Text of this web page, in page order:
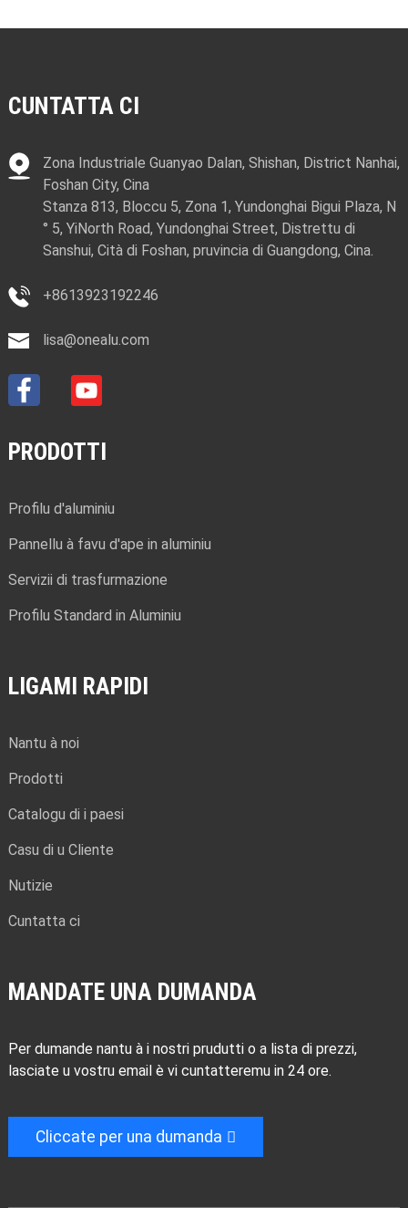
CUNTATTA CI
Zona Industriale Guanyao Dalan, Shishan, District Nanhai,
Foshan City, Cina
Stanza 813, Bloccu 5, Zona 1, Yundonghai Bigui Plaza, N
° 5, YiNorth Road, Yundonghai Street, Distrettu di
Sanshui, Cità di Foshan, pruvincia di Guangdong, Cina.
+8613923192246
lisa@onealu.com
PRODOTTI
Profilu d'aluminiu
Pannellu à favu d'ape in aluminiu
Servizii di trasfurmazione
Profilu Standard in Aluminiu
LIGAMI RAPIDI
Nantu à noi
Prodotti
Catalogu di i paesi
Casu di u Cliente
Nutizie
Cuntatta ci
MANDATE UNA DUMANDA
Per dumande nantu à i nostri prudutti o a lista di prezzi,
lasciate u vostru email è vi cuntatteremu in 24 ore.
Cliccate per una dumanda